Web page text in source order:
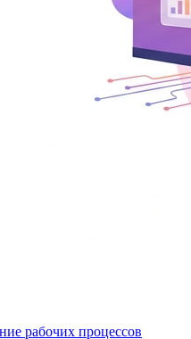
рабочих процессов